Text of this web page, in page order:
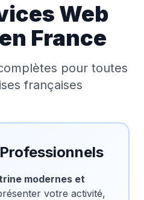
Web
France
pour toutes
françaises
modernes et
votre activité,